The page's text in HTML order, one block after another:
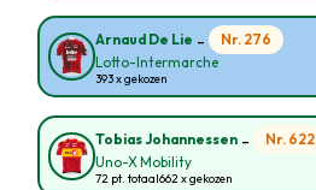
Arnaud De Lie - Nr. 276
Lotto-Intermarche
393 x gekozen
Tobias Johannessen - Nr. 622
Uno-X Mobility
72 pt. totaal662 x gekozen